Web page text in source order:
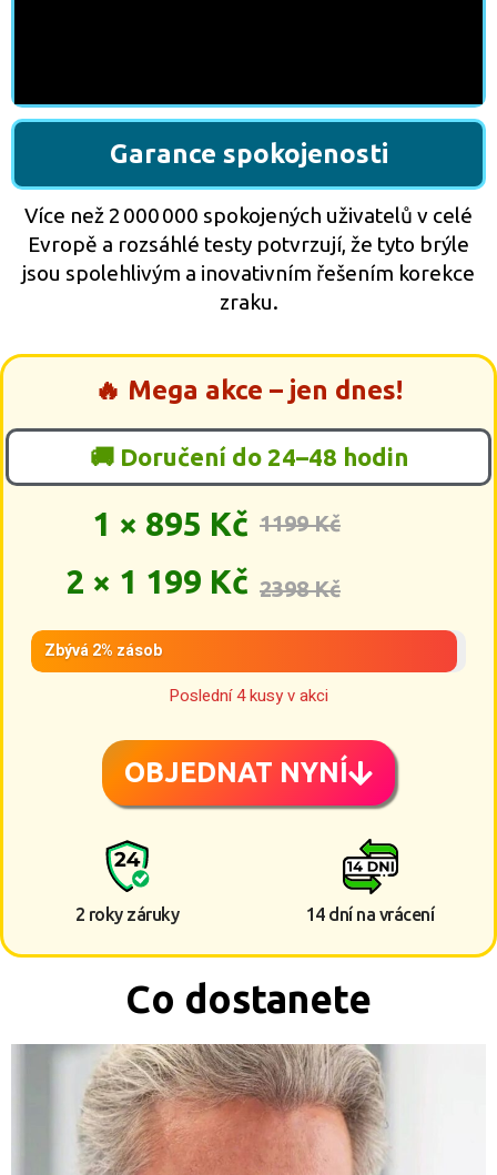
Garance spokojenosti
Více než 2 000 000 spokojených uživatelů v celé
Evropě a rozsáhlé testy potvrzují, že tyto brýle
jsou spolehlivým a inovativním řešením korekce
zraku.
🔥 Mega akce – jen dnes!
🚚 Doručení do 24–48 hodin
1 × 895 Kč 1199 Kč
2 × 1 199 Kč 2398 Kč
Zbývá 2% zásob
Poslední 4 kusy v akci
OBJEDNAT NYNÍ
2 roky záruky 14 dní na vrácení
Co dostanete